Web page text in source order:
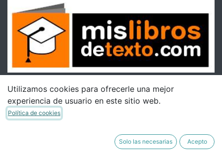
Utilizamos cookies para ofrecerle una mejor
experiencia de usuario en este sitio web.
Política de cookies
Solo las necesarias Acepto